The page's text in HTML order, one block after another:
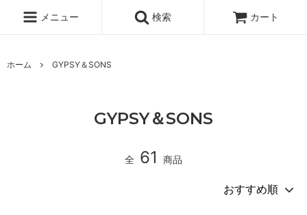
メニュー 検索 カート
ホーム GYPSY＆SONS
GYPSY＆SONS
全 61 商品